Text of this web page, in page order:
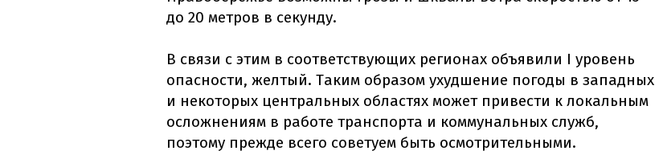
до 20 метров в секунду.
В связи с этим в соответствующих регионах объявили I уровень
опасности, желтый. Таким образом ухудшение погоды в западных
и некоторых центральных областях может привести к локальным
осложнениям в работе транспорта и коммунальных служб,
поэтому прежде всего советуем быть осмотрительными.